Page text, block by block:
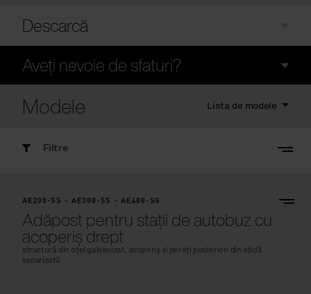
Descarcă
Aveți nevoie de sfaturi?
Modele Lista de modele
Filtre
AE200-SS - AE300-SS - AE400-SS
Adăpost pentru stații de autobuz cu
acoperiș drept
structură din oțel galvanizat, acoperiș și pereți posteriori din sticlă
securizată